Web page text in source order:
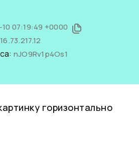
07:19:49 +0000
nJO9Rv1p4Os1
горизонтально